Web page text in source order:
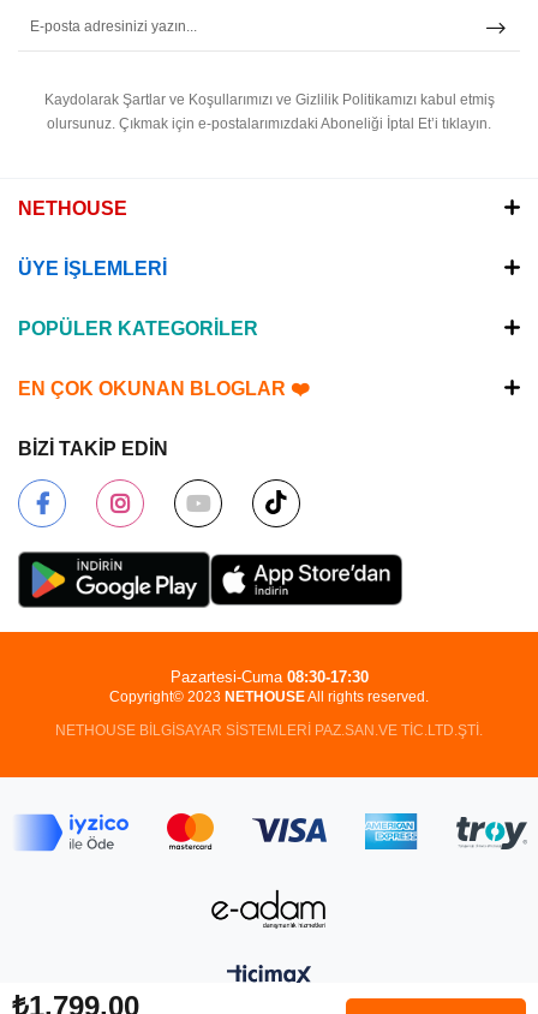
₺1.799,00
Kaydolarak Şartlar ve Koşullarımızı ve Gizlilik Politikamızı kabul etmiş
olursunuz. Çıkmak için e-postalarımızdaki Aboneliği İptal Et’i tıklayın.
NETHOUSE
ÜYE İŞLEMLERİ
POPÜLER KATEGORİLER
EN ÇOK OKUNAN BLOGLAR ❤️
BİZİ TAKİP EDİN
Copyright© 2023 NETHOUSEAll rights reserved.
NETHOUSE BİLGİSAYAR SİSTEMLERİ PAZ.SAN.VE TİC.LTD.ŞTİ.
Pazartesi-Cuma 08:30-17:30